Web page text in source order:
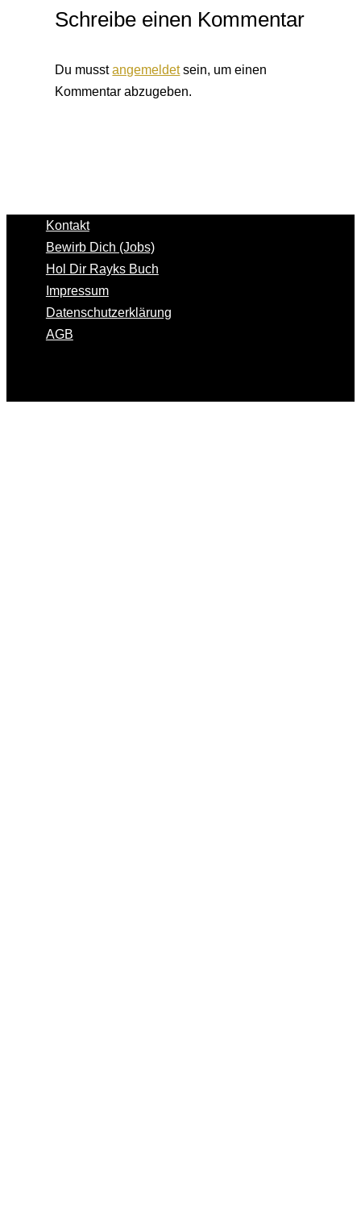
Schreibe einen Kommentar
Du musstangemeldetsein, um einen
Kommentar abzugeben.
Kontakt
Bewirb Dich (Jobs)
Hol Dir Rayks Buch
Impressum
Datenschutzerklärung
AGB